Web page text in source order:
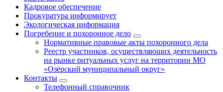
Кадровое обеспечение
Прокуратура информирует
Экологическая информация
Погребение и похоронное дело
Нормативные правовые акты похоронного дела
Реестр участников, осуществляющих деятельность
на рынке ритуальных услуг на территории МО
«Озёрский муниципальный округ»
Контакты
Телефонный справочник